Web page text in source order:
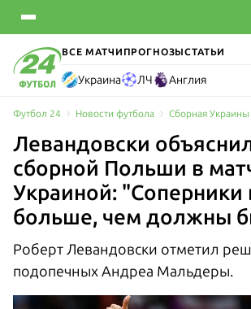
ВСЕ МАТЧИ ПРОГНОЗЫСТАТЬИ
Украина ЛЧ Англия
Футбол 24 Новости футбола Сборная Украины
Левандовски
сборной Польши в
Украиной: "Соперники
больше, чем должны
Роберт Левандовски отметил
подопечных Андреа Мальдеры.